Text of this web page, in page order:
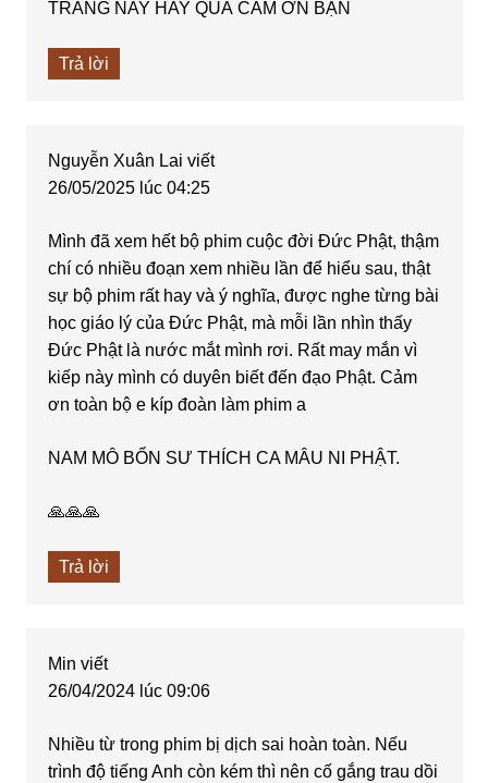
TRANG NAY HAY QUÁ CẢM ƠN BẠN
Trả lời
Nguyễn Xuân Lai viết
26/05/2025 lúc 04:25
Mình đã xem hết bộ phim cuộc đời Đức Phật, thậm
chí có nhiều đoạn xem nhiều lần để hiểu sau, thật
sự bộ phim rất hay và ý nghĩa, được nghe từng bài
học giáo lý của Đức Phật, mà mỗi lần nhìn thấy
Đức Phật là nước mắt mình rơi. Rất may mắn vì
kiếp này mình có duyên biết đến đạo Phật. Cảm
ơn toàn bộ e kíp đoàn làm phim a
NAM MÔ BỔN SƯ THÍCH CA MÂU NI PHẬT.
🙏🙏🙏
Trả lời
Min viết
26/04/2024 lúc 09:06
Nhiều từ trong phim bị dịch sai hoàn toàn. Nếu
trình độ tiếng Anh còn kém thì nên cố gắng trau dồi